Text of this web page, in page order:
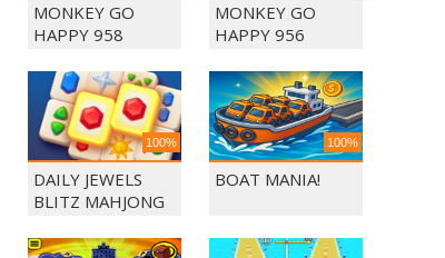
MONKEY GO
HAPPY 958
MONKEY GO
HAPPY 956
100%
DAILY JEWELS
BLITZ MAHJONG
100%
BOAT MANIA!